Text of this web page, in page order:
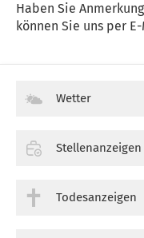
Haben Sie
können Sie uns per
Wetter
Stellenanzeigen
Todesanzeigen